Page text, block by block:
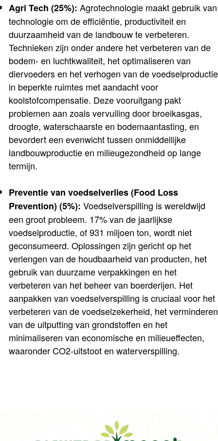
Agri Tech (25%): Agrotechnologie maakt gebruik van
technologie om de efficiëntie, productiviteit en
duurzaamheid van de landbouw te verbeteren.
Technieken zijn onder andere het verbeteren van de
bodem- en luchtkwaliteit, het optimaliseren van
diervoeders en het verhogen van de voedselproductie
in beperkte ruimtes met aandacht voor
koolstofcompensatie. Deze vooruitgang pakt
problemen aan zoals vervuiling door broeikasgas,
droogte, waterschaarste en bodemaantasting, en
bevordert een evenwicht tussen onmiddellijke
landbouwproductie en milieugezondheid op lange
termijn.
Preventie van voedselverlies (Food Loss
Prevention) (5%): Voedselverspilling is wereldwijd
een groot probleem. 17% van de jaarlijkse
voedselproductie, of 931 miljoen ton, wordt niet
geconsumeerd. Oplossingen zijn gericht op het
verlengen van de houdbaarheid van producten, het
gebruik van duurzame verpakkingen en het
verbeteren van het beheer van boerderijen. Het
aanpakken van voedselverspilling is cruciaal voor het
verbeteren van de voedselzekerheid, het verminderen
van de uitputting van grondstoffen en het
minimaliseren van economische en milieueffecten,
waaronder CO2-uitstoot en waterverspilling.